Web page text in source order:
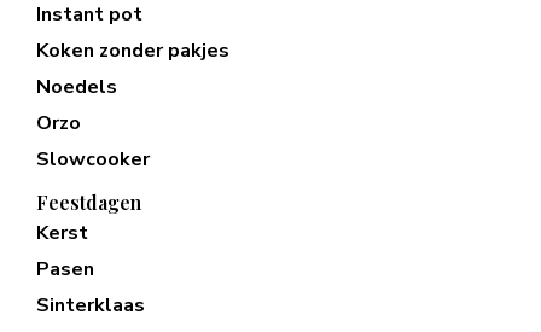
Instant pot
Koken zonder pakjes
Noedels
Orzo
Slowcooker
Feestdagen
Kerst
Pasen
Sinterklaas